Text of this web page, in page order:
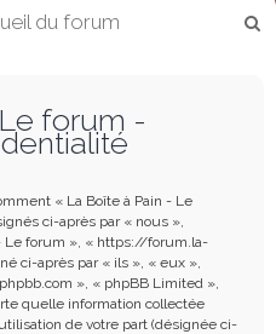
du forum
forum -
« La Boîte à Pain - Le
ci-après par « nous »,
Le forum », « https://forum.la-
ci-après par « ils », « eux »,
», « phpBB Limited »,
quelle information collectée
de votre part (désignée ci-